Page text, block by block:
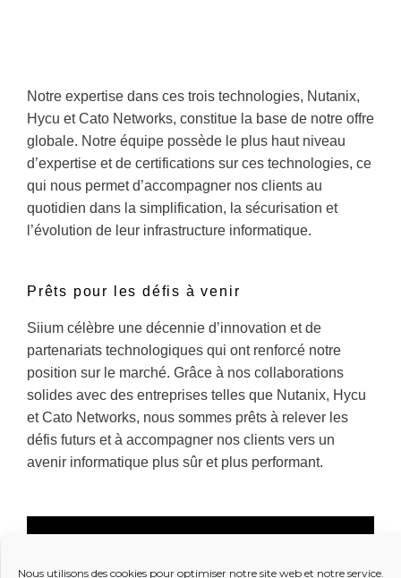
Nous utilisons des cookies pour optimiser notre site web et notre service.
Notre expertise dans ces trois technologies, Nutanix,
Hycu et Cato Networks, constitue la base de notre offre
globale. Notre équipe possède le plus haut niveau
d’expertise et de certifications sur ces technologies, ce
qui nous permet d’accompagner nos clients au
quotidien dans la simplification, la sécurisation et
l’évolution de leur infrastructure informatique.
Prêts pour les défis à venir
Siium célèbre une décennie d’innovation et de
partenariats technologiques qui ont renforcé notre
position sur le marché. Grâce à nos collaborations
solides avec des entreprises telles que Nutanix, Hycu
et Cato Networks, nous sommes prêts à relever les
défis futurs et à accompagner nos clients vers un
avenir informatique plus sûr et plus performant.